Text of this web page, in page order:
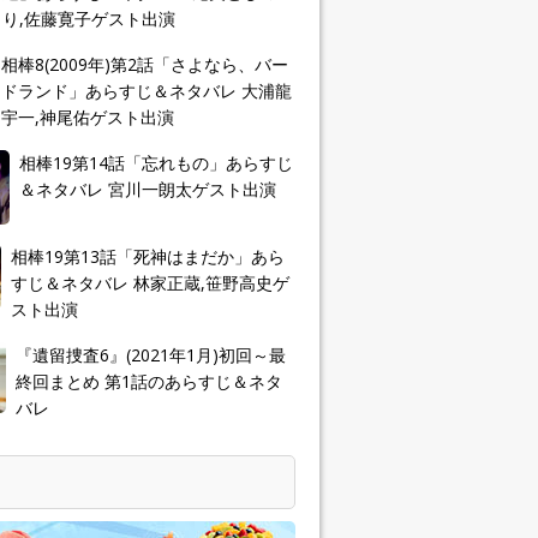
り,佐藤寛子ゲスト出演
相棒8(2009年)第2話「さよなら、バー
ドランド」あらすじ＆ネタバレ 大浦龍
宇一,神尾佑ゲスト出演
相棒19第14話「忘れもの」あらすじ
＆ネタバレ 宮川一朗太ゲスト出演
相棒19第13話「死神はまだか」あら
すじ＆ネタバレ 林家正蔵,笹野高史ゲ
スト出演
『遺留捜査6』(2021年1月)初回～最
終回まとめ 第1話のあらすじ＆ネタ
バレ